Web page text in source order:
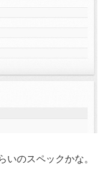
のスペックかな。